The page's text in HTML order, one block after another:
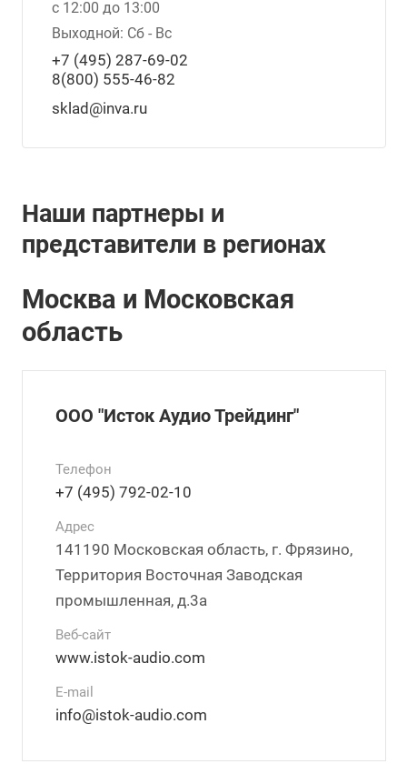
с 12:00 до 13:00
Выходной: Сб - Вс
+7 (495) 287-69-02
8(800) 555-46-82
sklad@inva.ru
Наши партнеры и
представители в регионах
Москва и Московская
область
ООО "Исток Аудио Трейдинг"
Телефон
+7 (495) 792-02-10
Адрес
141190 Московская область, г. Фрязино,
Территория Восточная Заводская
промышленная, д.3а
Веб-сайт
www.istok-audio.com
E-mail
info@istok-audio.com